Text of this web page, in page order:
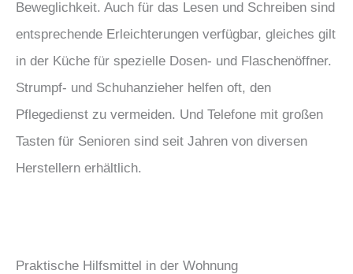
Beweglichkeit. Auch für das Lesen und Schreiben sind
entsprechende Erleichterungen verfügbar, gleiches gilt
in der Küche für spezielle Dosen- und Flaschenöffner.
Strumpf- und Schuhanzieher helfen oft, den
Pflegedienst zu vermeiden. Und Telefone mit großen
Tasten für Senioren sind seit Jahren von diversen
Herstellern erhältlich.
Praktische Hilfsmittel in der Wohnung